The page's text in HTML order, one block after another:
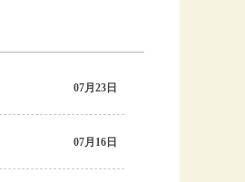
07月23日
07月16日